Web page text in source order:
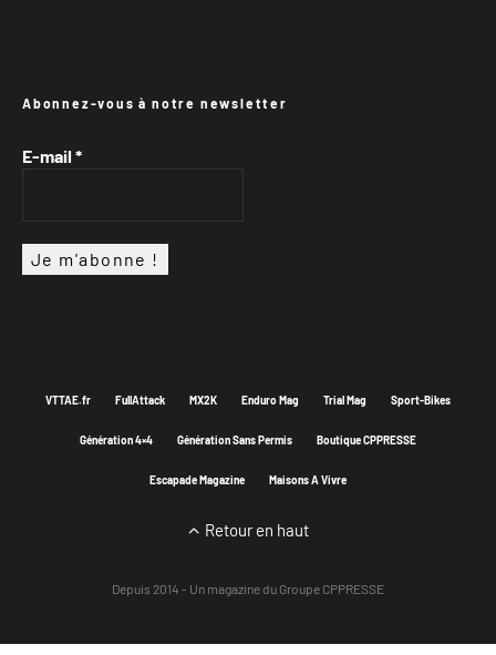
Abonnez-vous à notre newsletter
E-mail *
VTTAE.fr FullAttack MX2K Enduro Mag Trial Mag Sport-Bikes
Génération 4×4 Génération Sans Permis Boutique CPPRESSE
Escapade Magazine Maisons A Vivre
Retour en haut
Depuis 2014 - Un magazine du Groupe CPPRESSE